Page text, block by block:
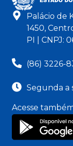
Palácio de
1450,
PI | CNPJ:
(86) 3226-
Segunda a
Acesse